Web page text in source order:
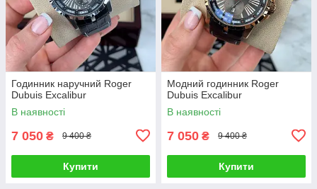
Годинник наручний Roger
Dubuis Excalibur
В наявності
7 050 ₴ 9 400 ₴
Купити
Модний годинник Roger
Dubuis Excalibur
В наявності
7 050 ₴ 9 400 ₴
Купити